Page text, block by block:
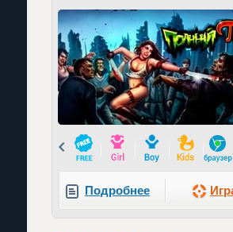
Prev
Подробнее